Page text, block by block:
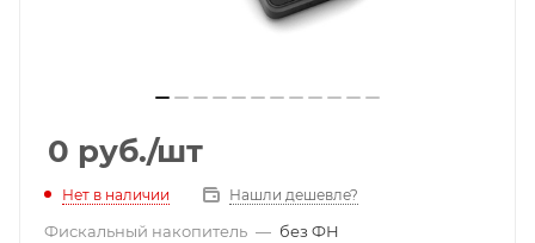
0 руб./шт
Нет в наличии Нашли дешевле?
Фискальный накопитель — без ФН